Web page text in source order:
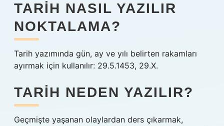
TARIH NASIL YAZILIR
NOKTALAMA?
Tarih yazımında gün, ay ve yılı belirten rakamları
ayırmak için kullanılır: 29.5.1453, 29.X.
TARIH NEDEN YAZILIR?
Geçmişte yaşanan olaylardan ders çıkarmak,